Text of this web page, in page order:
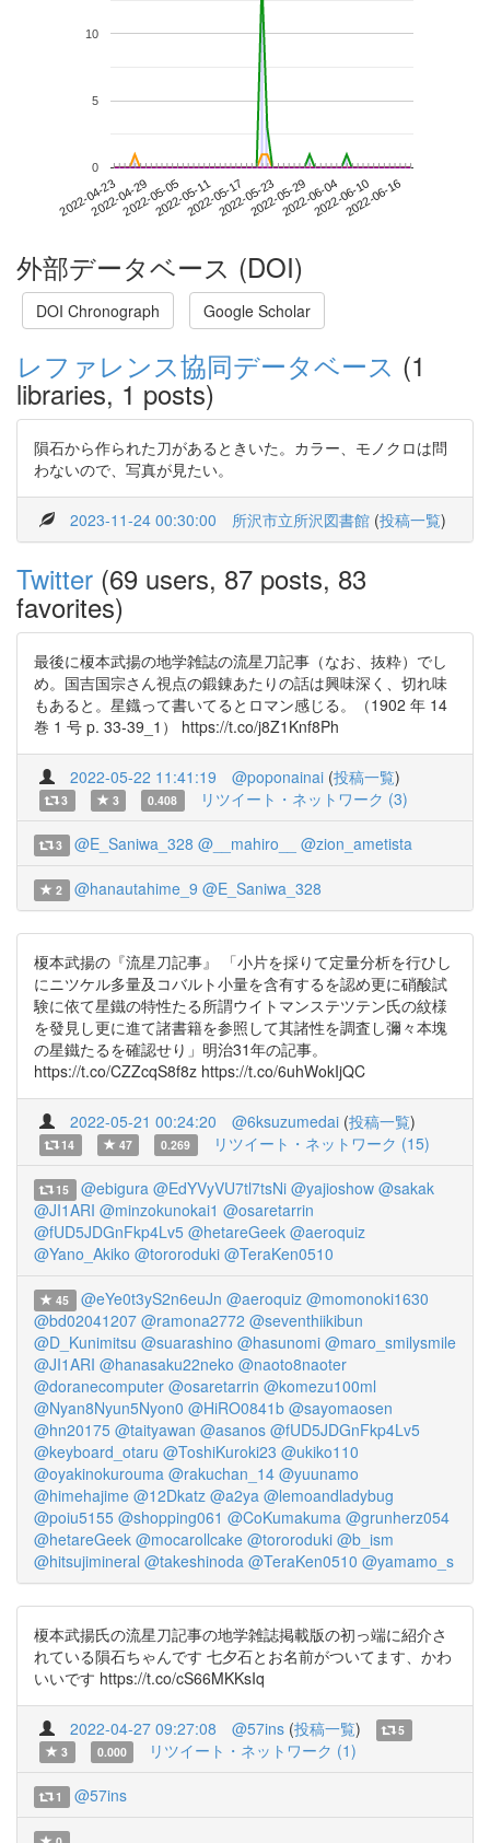
2022-04-232022-04-292022-05-052022-05-112022-05-172022-05-232022-05-292022-06-042022-06-102022-06-16
0
5
10
外部データベース (DOI)
DOI Chronograph Google Scholar
レファレンス協同データベース (1
libraries, 1 posts)
隕石から作られた刀があるときいた。カラー、モノクロは問
わないので、写真が見たい。
2023-11-24 00:30:00 所沢市立所沢図書館 (投稿一覧)
Twitter (69 users, 87 posts, 83
favorites)
最後に榎本武揚の地学雑誌の流星刀記事（なお、抜粋）でし
め。国吉国宗さん視点の鍛錬あたりの話は興味深く、切れ味
もあると。星鐡って書いてるとロマン感じる。（1902 年 14
巻 1 号 p. 33-39_1） https://t.co/j8Z1Knf8Ph
2022-05-22 11:41:19 @poponainai (投稿一覧)
3 3 0.408 リツイート・ネットワーク (3)
3 @E_Saniwa_328 @__mahiro__ @zion_ametista
2 @hanautahime_9 @E_Saniwa_328
榎本武揚の『流星刀記事』 「小片を採りて定量分析を行ひし
にニツケル多量及コバルト小量を含有するを認め更に硝酸試
験に依て星鐵の特性たる所謂ウイトマンステツテン氏の紋様
を發見し更に進て諸書籍を参照して其諸性を調査し彌々本塊
の星鐵たるを確認せり」明治31年の記事。
https://t.co/CZZcqS8f8z https://t.co/6uhWokIjQC
2022-05-21 00:24:20 @6ksuzumedai (投稿一覧)
14 47 0.269 リツイート・ネットワーク (15)
15 @ebigura @EdYVyVU7tl7tsNi @yajioshow @sakak
@JI1ARI @minzokunokai1 @osaretarrin
@fUD5JDGnFkp4Lv5 @hetareGeek @aeroquiz
@Yano_Akiko @tororoduki @TeraKen0510
45 @eYe0t3yS2n6euJn @aeroquiz @momonoki1630
@bd02041207 @ramona2772 @seventhiikibun
@D_Kunimitsu @suarashino @hasunomi @maro_smilysmile
@JI1ARI @hanasaku22neko @naoto8naoter
@doranecomputer @osaretarrin @komezu100ml
@Nyan8Nyun5Nyon0 @HiRO0841b @sayomaosen
@hn20175 @taityawan @asanos @fUD5JDGnFkp4Lv5
@keyboard_otaru @ToshiKuroki23 @ukiko110
@oyakinokurouma @rakuchan_14 @yuunamo
@himehajime @12Dkatz @a2ya @lemoandladybug
@poiu5155 @shopping061 @CoKumakuma @grunherz054
@hetareGeek @mocarollcake @tororoduki @b_ism
@hitsujimineral @takeshinoda @TeraKen0510 @yamamo_s
榎本武揚氏の流星刀記事の地学雑誌掲載版の初っ端に紹介さ
れている隕石ちゃんです 七夕石とお名前がついてます、かわ
いいです https://t.co/cS66MKKsIq
2022-04-27 09:27:08 @57ins (投稿一覧)
5
3
0.000 リツイート・ネットワーク (1)
1 @57ins